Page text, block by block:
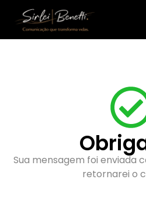
Sua mensagem foi enviada
retornarei o